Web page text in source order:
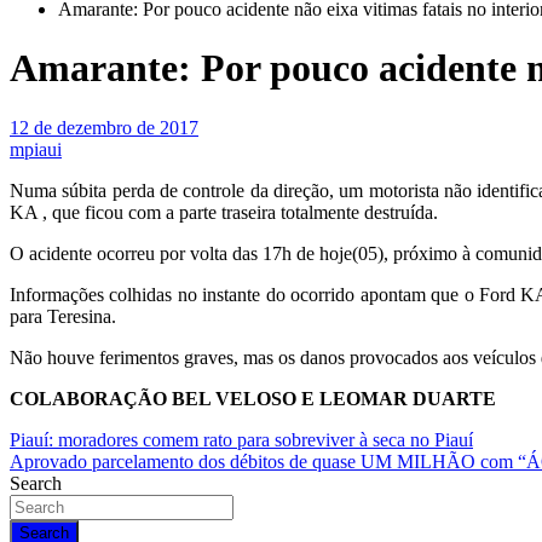
Amarante: Por pouco acidente não eixa vitimas fatais no
Amarante: Por pouco acidente
12 de dezembro de 2017
mpiaui
Numa súbita perda de controle da direção, um motorista não
KA , que ficou com a parte traseira totalmente destruída.
O acidente ocorreu por volta das 17h de hoje(05), próximo à
Informações colhidas no instante do ocorrido apontam que o Ford
para Teresina.
Não houve ferimentos graves, mas os danos provocados aos veículos
COLABORAÇÃO BEL VELOSO E LEOMAR DUARTE
Navegação
de
Post
Piauí: moradores comem rato para sobreviver à seca no Piauí
Aprovado parcelamento dos débitos de quase UM MILHÃO com
Search
Search